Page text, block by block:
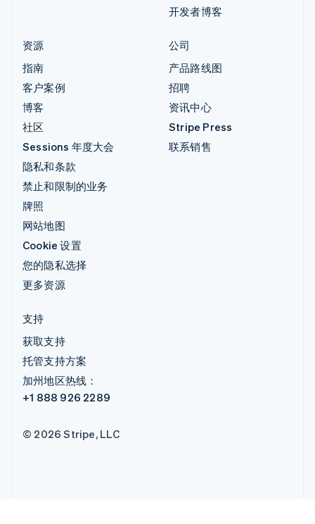
开发者博客
资源
指南
客户案例
博客
社区
Sessions 年度大会
隐私和条款
禁止和限制的业务
牌照
网站地图
Cookie 设置
您的隐私选择
更多资源
公司
产品路线图
招聘
资讯中心
Stripe Press
联系销售
支持
获取支持
托管支持方案
加州地区热线：
+1 888 926 2289
© 2026 Stripe, LLC